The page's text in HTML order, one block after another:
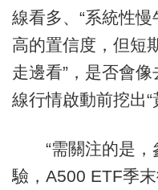
線看多、“系統性
高的置信度，但短
走邊看”，是否會
線行情啟動前挖出“
“需關注的是，
驗，A500 ETF季